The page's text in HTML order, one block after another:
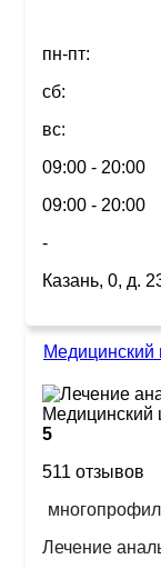
пн-пт:
сб:
вс:
09:00 - 20:00
09:00 - 20:00
-
Казань, 0, д.
Медицинский
5
511 отзывов
Лечение